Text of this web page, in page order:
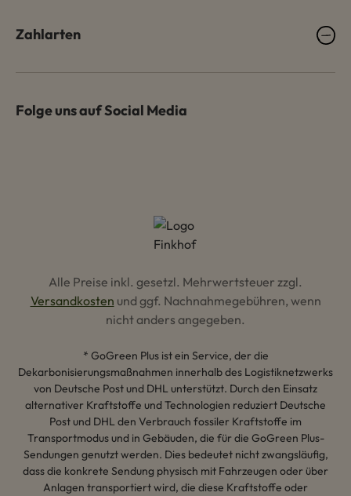
Zahlarten
Folge uns auf Social Media
Alle Preise inkl. gesetzl. Mehrwertsteuer zzgl.
Versandkosten und ggf. Nachnahmegebühren, wenn
nicht anders angegeben.
* GoGreen Plus ist ein Service, der die
Dekarbonisierungsmaßnahmen innerhalb des Logistiknetzwerks
von Deutsche Post und DHL unterstützt. Durch den Einsatz
alternativer Kraftstoffe und Technologien reduziert Deutsche
Post und DHL den Verbrauch fossiler Kraftstoffe im
Transportmodus und in Gebäuden, die für die GoGreen Plus-
Sendungen genutzt werden. Dies bedeutet nicht zwangsläufig,
dass die konkrete Sendung physisch mit Fahrzeugen oder über
Anlagen transportiert wird, die diese Kraftstoffe oder